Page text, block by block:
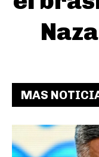
MAS